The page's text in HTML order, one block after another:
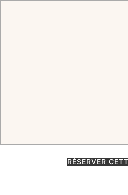
RÉSERVER